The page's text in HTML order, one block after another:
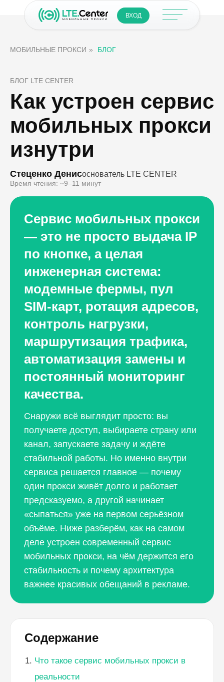
ВХОД
МОБИЛЬНЫЕ ПРОКСИ » БЛОГ
БЛОГ LTE CENTER
Как устроен сервис
мобильных прокси
изнутри
Стеценко Денисоснователь LTE CENTER
Время чтения: ~9–11 минут
Сервис мобильных прокси
— это не просто выдача IP
по кнопке, а целая
инженерная система:
модемные фермы, пул
SIM-карт, ротация адресов,
контроль нагрузки,
маршрутизация трафика,
автоматизация замены и
постоянный мониторинг
качества.
Снаружи всё выглядит просто: вы
получаете доступ, выбираете страну или
канал, запускаете задачу и ждёте
стабильной работы. Но именно внутри
сервиса решается главное — почему
один прокси живёт долго и работает
предсказуемо, а другой начинает
«сыпаться» уже на первом серьёзном
объёме. Ниже разберём, как на самом
деле устроен современный сервис
мобильных прокси, на чём держится его
стабильность и почему архитектура
важнее красивых обещаний в рекламе.
Содержание
Что такое сервис мобильных прокси в
реальности